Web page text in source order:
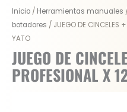
Inicio / Herramientas manuales
botadores / JUEGO DE CINCELES
YATO
JUEGO DE
PROFESIONAL X
Original
price
was:
$ 95.700.
Current
price
is:
$ 71.775.
JUEGO
DE
CINCELES
+
BOTADORES
PROFESIONAL